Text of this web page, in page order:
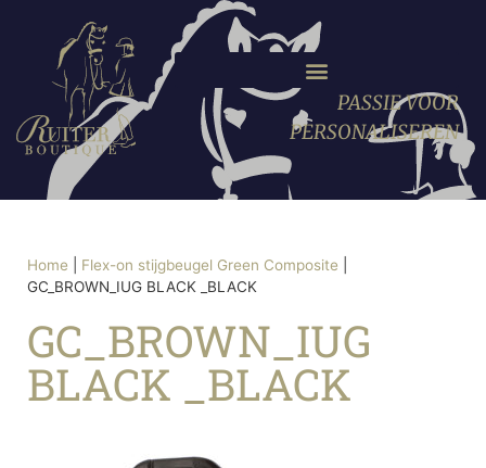
PASSIE VOOR
PERSONALISEREN
Home Flex-on stijgbeugel Green Composite
GC_BROWN_IUG BLACK _BLACK
GC_BROWN_IUG
BLACK _BLACK